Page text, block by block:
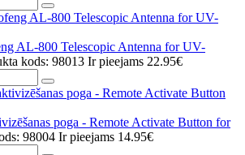
AL-800 Telescopic Antenna for UV-
kods: 98013 Ir pieejams 22.95€
poga - Remote Activate Button for
98004 Ir pieejams 14.95€